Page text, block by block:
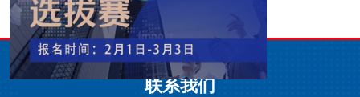
联系我们